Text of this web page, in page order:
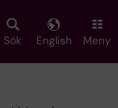
Sök English Meny